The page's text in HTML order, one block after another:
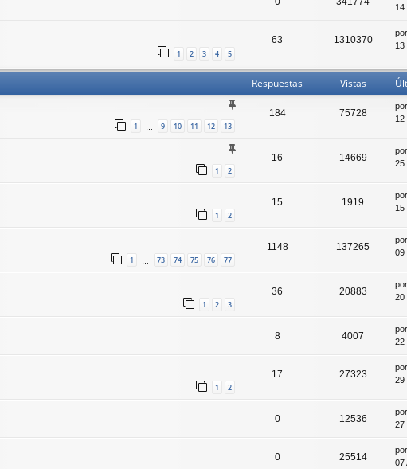
14
1 2 3 4 5
63 1310370
por
13
Respuestas Vistas
1 9 10 11 12 13
184 75728
por
12
1 2
16 14669
por
25
1 2
15 1919
por
15
1 73 74 75 76 77
1148 137265
por
09
1 2 3
36 20883
por
20
8 4007
por
22
1 2
17 27323
por
29
0 12536
por
27
0 25514
por
07